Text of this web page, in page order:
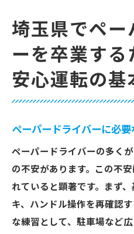
埼玉県の安全運転
実際の運転での緊
運転に自信を持つ
ペーパードライバー必
地元で受けられる
効果的な教習所選
埼玉県の交通法規
実践練習に適した
ペーパードライバ
再学習を通じて得
埼玉県でペー
ーを卒業す
安心運転の基
ペーパードライバーに必
ペーパードライバーの多く
の不安があります。この不
れていると顕著です。まず
キ、ハンドル操作を再確認
な練習として、駐車場など